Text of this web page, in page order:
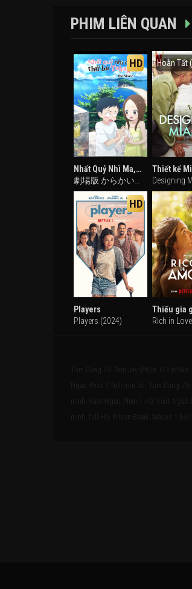
PHIM LIÊN QUAN
HD
Nhất Quỷ Nhì Ma, Thứ Ba Takagi - Movie
Hoàn Tất
Thiết kế
HD
Players
Players (2024)
Tạm Dừng Với Sam Jay (Phần 1)
Ngục: Phần 1 full/trọn bộ, Tạm Dừng
minh, Vuot Nguc: Phan 1 HD, Vuot
minh, full HD, Prison Break: Season 1